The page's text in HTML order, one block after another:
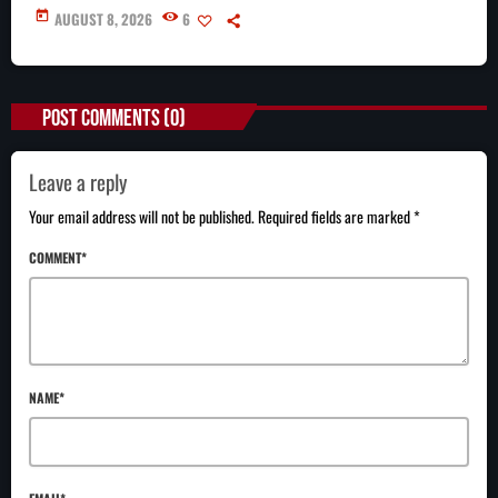
today AUGUST 8, 2026 6
POST COMMENTS (0)
Leave a reply
Your email address will not be published. Required fields are marked *
COMMENT*
NAME*